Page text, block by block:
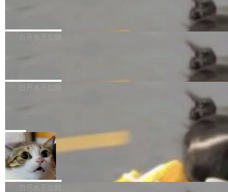
自研的多个文生3D和...
整性保护。效果是：吞吐量提升 41%，每 token
让语音识别不再只是听清，而是真正听懂。通过
w 不要求标准普通话，方言识别覆盖粤语、吴语
新和少量网页兼容性修复版本。 Changes/fixe
容提供的字体时出现的几个问题 为避免音频加
质的最低采样率）的音频格式将被拒绝 修复了 C
SS 圆角虚线样式中可能存在的问题 如果表单中
的图像元素不在同一个子树中，则它们将不再关
联 加...
白开水不加糖
发布的 Release Notes，他利用 AI 工具（如 Co
最强的若干项。对于尚未正式发版的 PG 19，则
通过拉取过去一年内（从 PG 18 Beta1 时间点
至今）的所有 commit，同样交由 AI 分析提炼。
经过人工复核，准确度令人满意。这一方法也为
社区爱好者提供了高效跟踪新版本的思路。
白开水不加糖
维护工作一直与我的日常工作、家务、社交生活
和休闲娱乐竞争时间。" 这是 libexpat 维护者 S
ebastian Pipping 写在博客里的话。8 月 4 日，
他宣布了一个新消息：从 2026 年 8 月 1 日起，
他可以全职维护 libexpat 了，最长 6 个月。发
局
Firefox 153.0.3 发布
Firefox 153.0.3 现已发布，具体更新内容如
下： New Smart Window 包含多项增强功能：
白开水不加糖